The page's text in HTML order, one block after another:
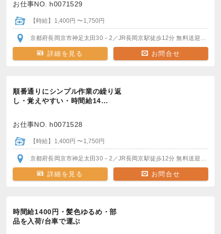
お仕事NO. h0071529
【時給】1,400円 〜1,750円
京都府長岡京市神足太田30－2 ／JR長岡京駅徒歩12分 無料送迎バスで5分
詳細を見る お問合せ
順番通りにシンプル作業の繰り返
し・覚えやすい・時間給14…
お仕事NO. h0071528
【時給】1,400円 〜1,750円
京都府長岡京市神足太田30－2 ／JR長岡京駅徒歩12分 無料送迎バスで5分
詳細を見る お問合せ
時間給1400円・髪色ゆるめ・部
品を入荷/台車で運ぶ